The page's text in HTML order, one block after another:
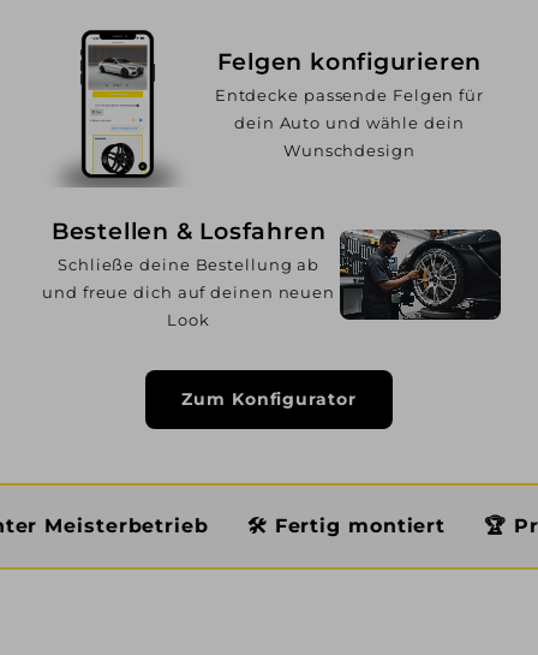
Felgen konfigurieren
Entdecke passende Felgen für
dein Auto und wähle dein
Wunschdesign
Bestellen & Losfahren
Schließe deine Bestellung ab
und freue dich auf deinen neuen
Look
Zum Konfigurator
🛠️ Fertig montiert 🏆 Premium